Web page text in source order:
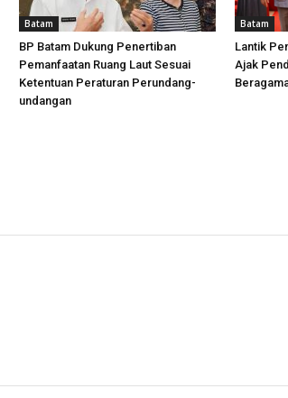
Batam
BP Batam Dukung Penertiban
Pemanfaatan Ruang Laut Sesuai
Ketentuan Peraturan Perundang-
undangan
Batam
Lantik
Ajak